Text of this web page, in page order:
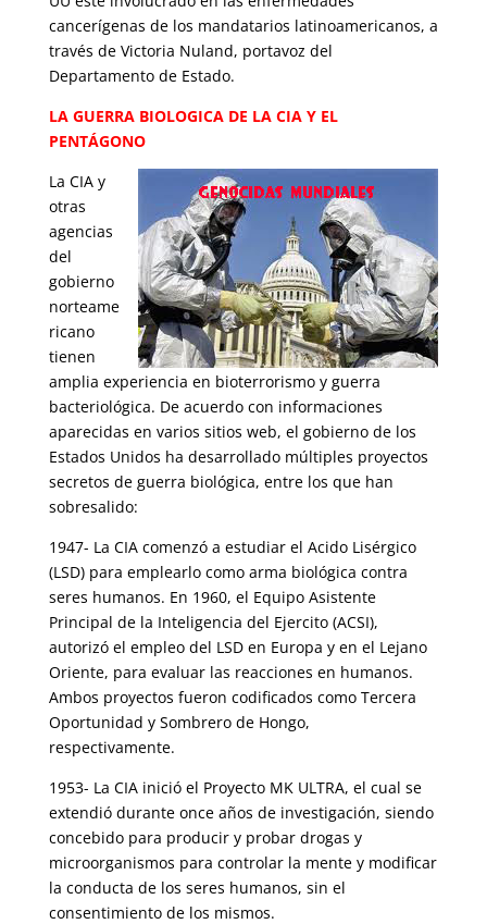
cancerígenas de los mandatarios latinoamericanos, a
través de Victoria Nuland, portavoz del
Departamento de Estado.
LA GUERRA BIOLOGICA DE LA CIA Y EL
PENTÁGONO
La CIA y
otras
agencias
del
gobierno
norteame
ricano
tienen
amplia experiencia en bioterrorismo y guerra
bacteriológica. De acuerdo con informaciones
aparecidas en varios sitios web, el gobierno de los
Estados Unidos ha desarrollado múltiples proyectos
secretos de guerra biológica, entre los que han
sobresalido:
1947- La CIA comenzó a estudiar el Acido Lisérgico
(LSD) para emplearlo como arma biológica contra
seres humanos. En 1960, el Equipo Asistente
Principal de la Inteligencia del Ejercito (ACSI),
autorizó el empleo del LSD en Europa y en el Lejano
Oriente, para evaluar las reacciones en humanos.
Ambos proyectos fueron codificados como Tercera
Oportunidad y Sombrero de Hongo,
respectivamente.
1953- La CIA inició el Proyecto MK ULTRA, el cual se
extendió durante once años de investigación, siendo
concebido para producir y probar drogas y
microorganismos para controlar la mente y modificar
la conducta de los seres humanos, sin el
consentimiento de los mismos.